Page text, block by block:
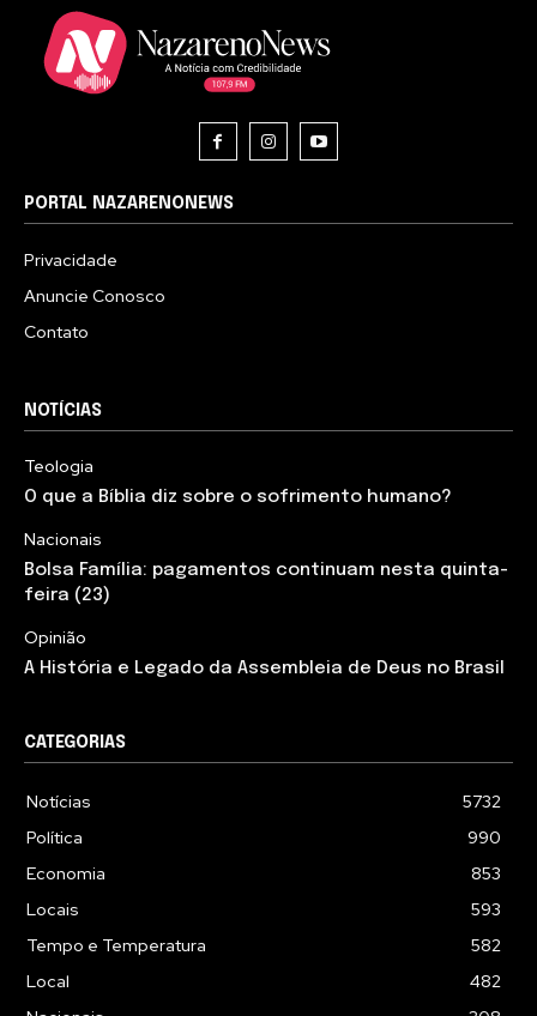
PORTAL NAZARENONEWS
Privacidade
Anuncie Conosco
Contato
NOTÍCIAS
Teologia
O que a Bíblia diz sobre o sofrimento humano?
Nacionais
Bolsa Família: pagamentos continuam nesta quinta-
feira (23)
Opinião
A História e Legado da Assembleia de Deus no Brasil
CATEGORIAS
Notícias
5732
Política
990
Economia
853
Locais
593
Tempo e Temperatura
582
Local
482